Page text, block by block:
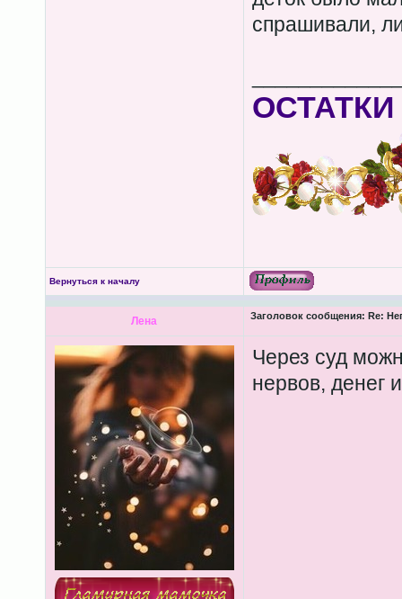
спрашивали,
ОСТАТКИ
Вернуться к началу
Лена Заголовок сообщения: Re:
Через суд
нервов, денег